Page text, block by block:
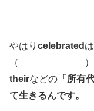
やはり celebrated
（ ）に
theirなどの 「所有
て生きるんです。